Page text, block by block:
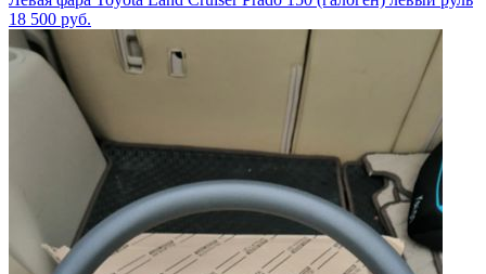
18 500 руб.